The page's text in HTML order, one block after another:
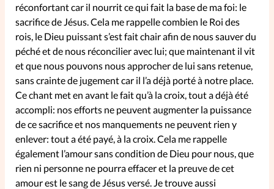
Si(x) simple de...
SpirituElles
Vive la famille
SpirituElles devient Relations
Aujourd’hui!
Faire un don
réconfortant car il nourrit ce qui fait la base de ma foi: le
sacrifice de Jésus. Cela me rappelle combien le Roi des
rois, le Dieu puissant s’est fait chair afin de nous sauver du
péché et de nous réconcilier avec lui; que maintenant il vit
et que nous pouvons nous approcher de lui sans retenue,
sans crainte de jugement car il l’a déjà porté à notre place.
Ce chant met en avant le fait qu’à la croix, tout a déjà été
accompli: nos efforts ne peuvent augmenter la puissance
de ce sacrifice et nos manquements ne peuvent rien y
enlever: tout a été payé, à la croix. Cela me rappelle
également l’amour sans condition de Dieu pour nous, que
rien ni personne ne pourra effacer et la preuve de cet
amour est le sang de Jésus versé. Je trouve aussi